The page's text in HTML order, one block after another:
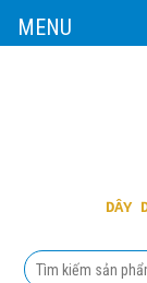
DÂY
MENU